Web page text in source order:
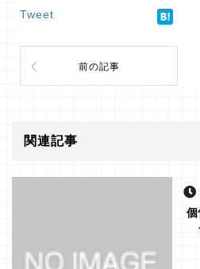
Tweet
前の記事
関連記事